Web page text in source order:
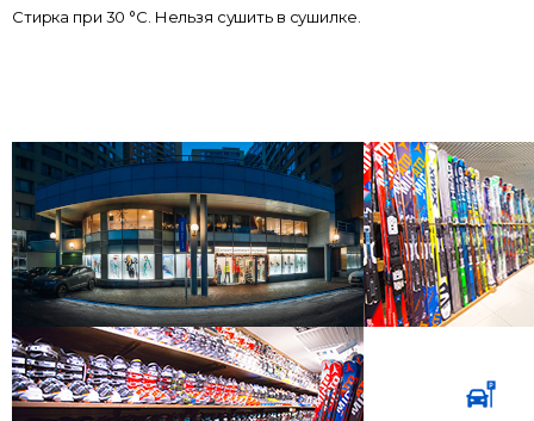
Стирка при 30 °C. Нельзя сушить в сушилке.